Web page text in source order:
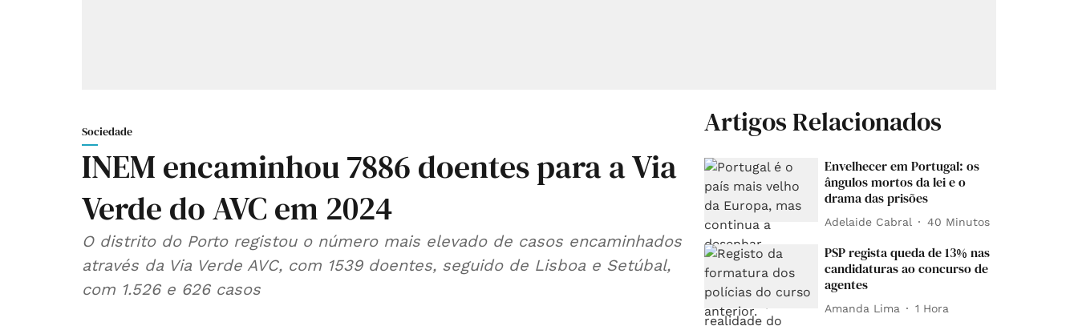
Sociedade
INEM encaminhou 7886 doentes para a Via
Verde do AVC em 2024
O distrito do Porto registou o número mais elevado de casos encaminhados
através da Via Verde AVC, com 1539 doentes, seguido de Lisboa e Setúbal,
com 1.526 e 626 casos
Artigos Relacionados
Envelhecer em Portugal: os
ângulos mortos da lei e o
drama das prisões
Adelaide Cabral 40 Minutos
PSP regista queda de 13% nas
candidaturas ao concurso de
agentes
Amanda Lima 1 Hora